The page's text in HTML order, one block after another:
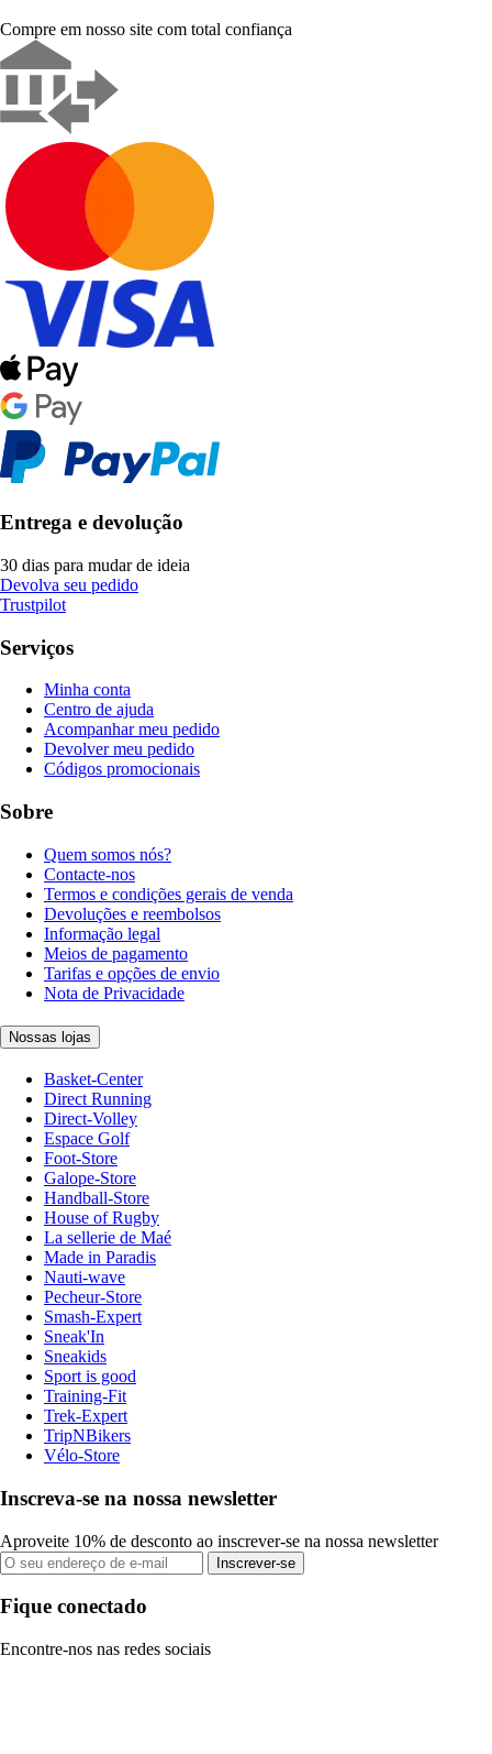
Compre em nosso site com total confiança
Entrega e devolução
30 dias para mudar de ideia
Devolva seu pedido
Trustpilot
Serviços
Minha conta
Centro de ajuda
Acompanhar meu pedido
Devolver meu pedido
Códigos promocionais
Sobre
Quem somos nós?
Contacte-nos
Termos e condições gerais de venda
Devoluções e reembolsos
Informação legal
Meios de pagamento
Tarifas e opções de envio
Nota de Privacidade
Nossas lojas
Basket-Center
Direct Running
Direct-Volley
Espace Golf
Foot-Store
Galope-Store
Handball-Store
House of Rugby
La sellerie de Maé
Made in Paradis
Nauti-wave
Pecheur-Store
Smash-Expert
Sneak'In
Sneakids
Sport is good
Training-Fit
Trek-Expert
TripNBikers
Vélo-Store
Inscreva-se na nossa newsletter
Aproveite 10% de desconto ao inscrever-se na nossa newsletter
Inscrever-se
Fique conectado
Encontre-nos nas redes sociais